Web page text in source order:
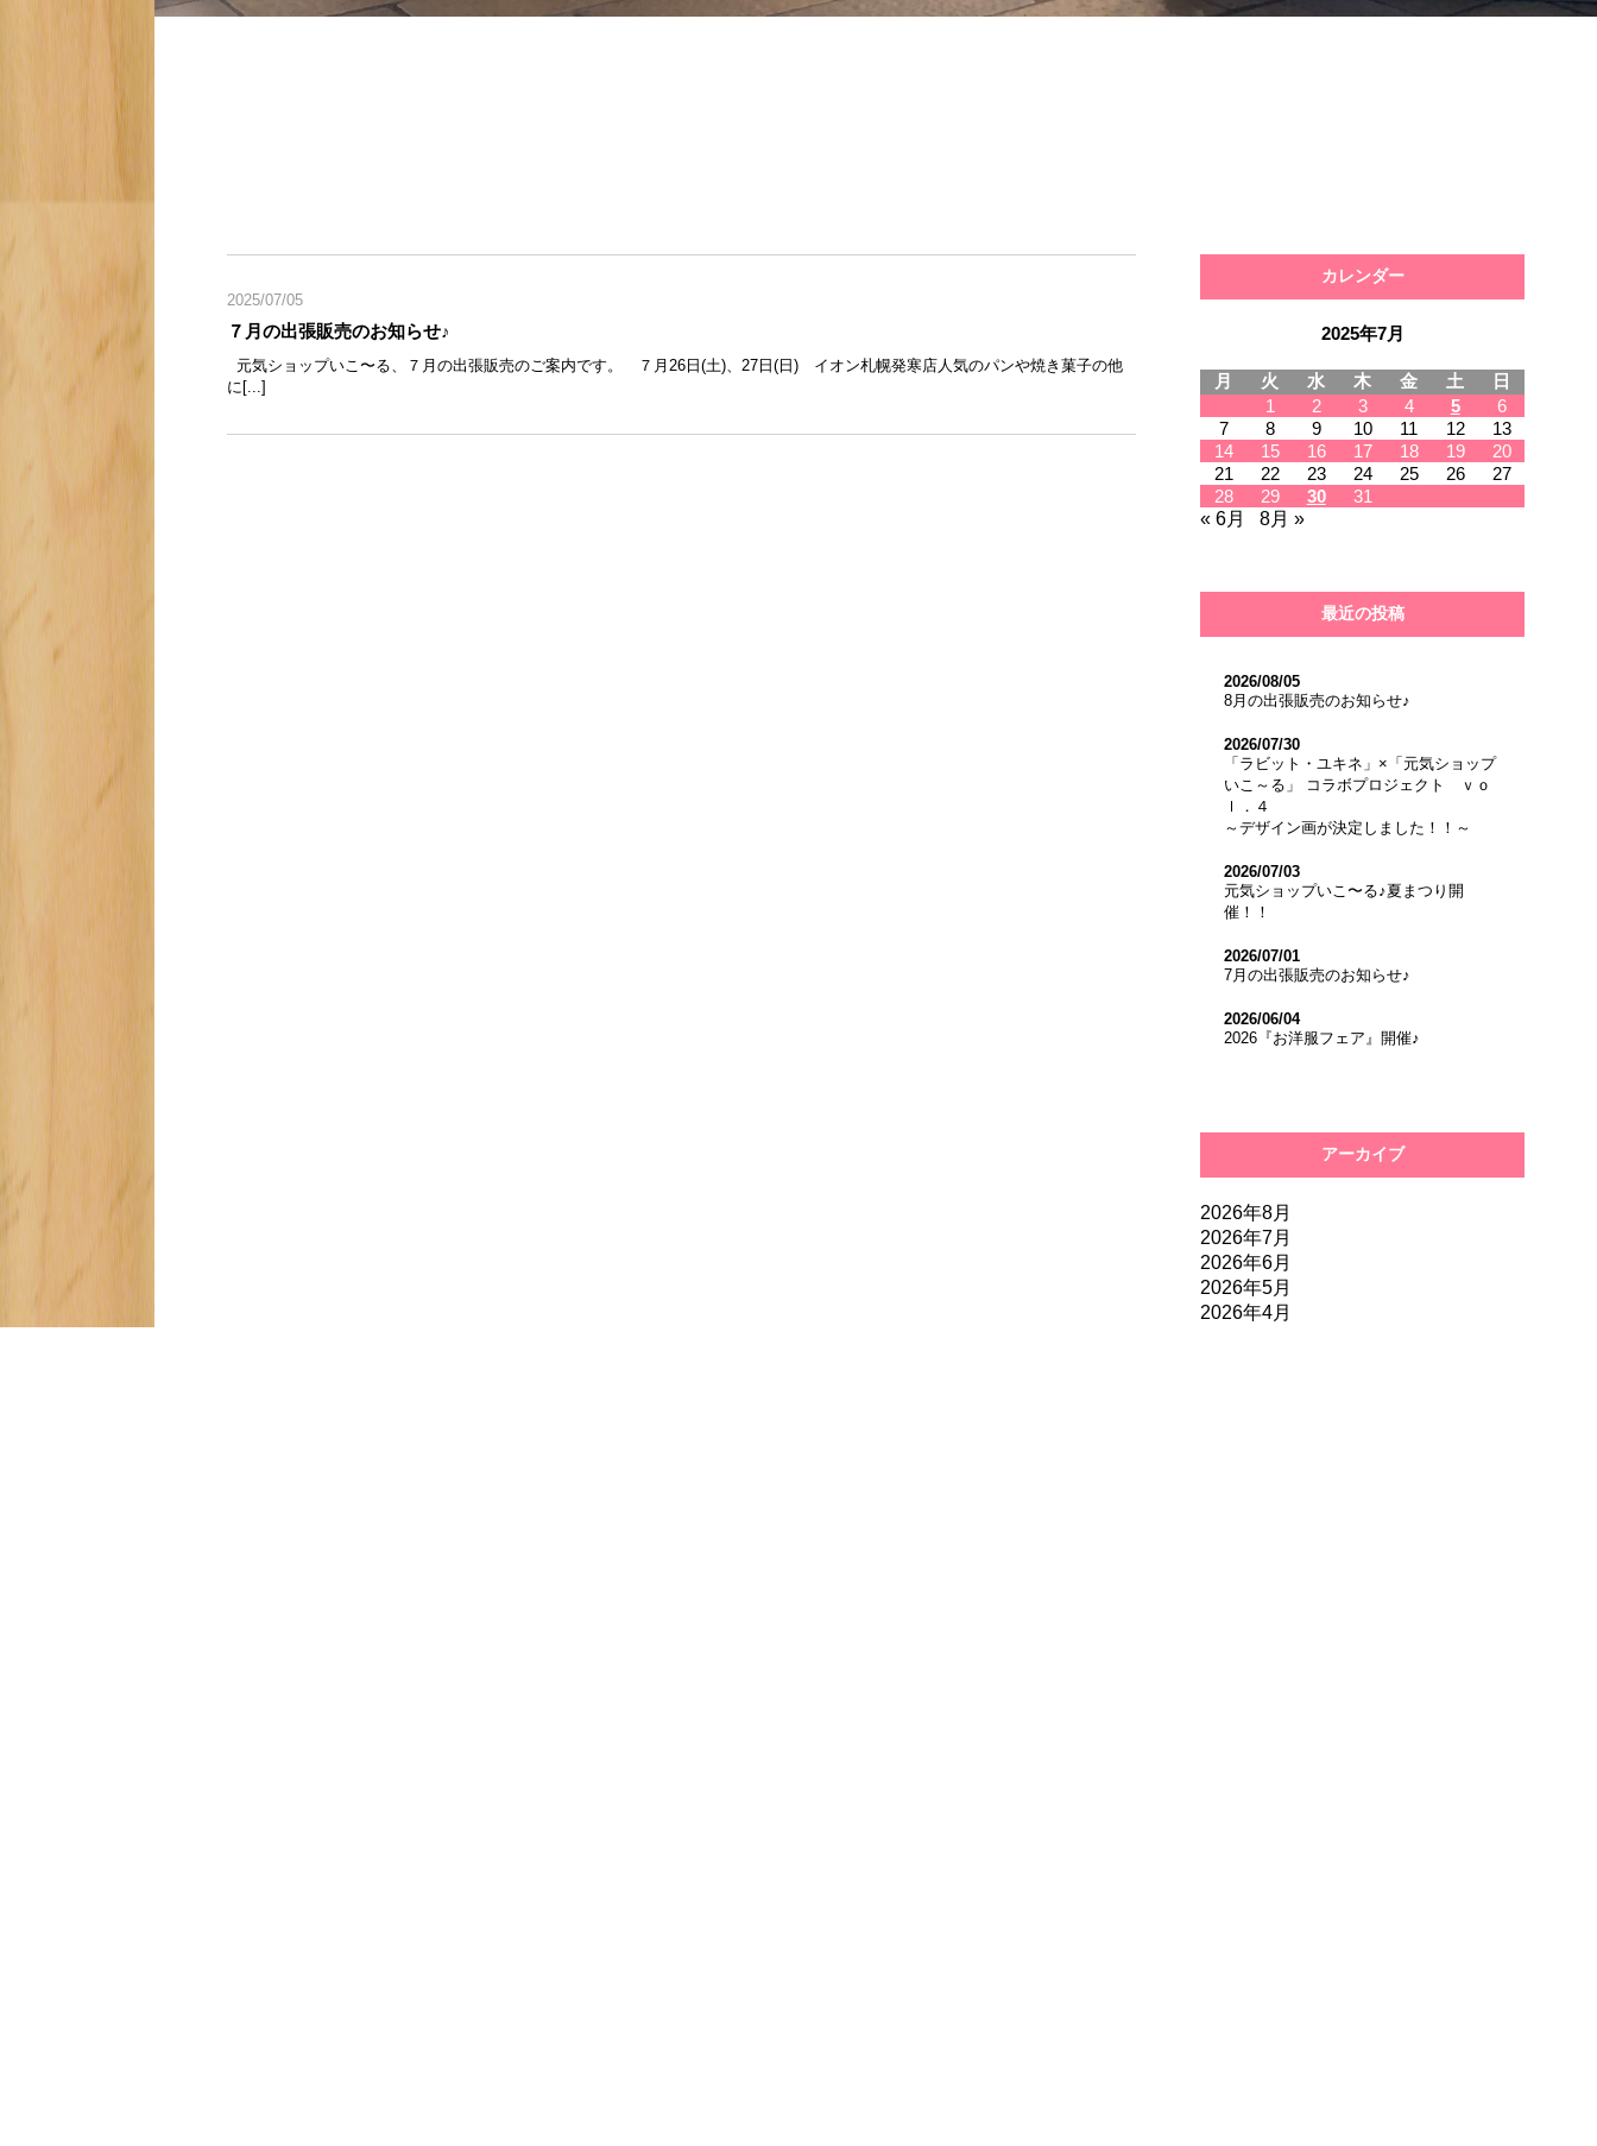
2025/07/05
７月の出張販売のお知らせ♪
元気ショップいこ〜る、７月の出張販売のご案内です。 ７月26日(土)、27日(日) イオン札幌発寒店人気のパンや焼き菓子の他
に[...]
カレンダー
2025年7月
月 火 水 木 金 土
日
1
2 3 4 5
6
7
8 9 10 11 12
13
14
15 16 17 18 19
20
21
22 23 24 25 26
27
28
29 30
31
« 6月
8月 »
最近の投稿
2026/08/05
8月の出張販売のお知らせ♪
2026/07/30
「ラビット・ユキネ」×「元気ショップ
いこ～る」 コラボプロジェクト ｖｏ
ｌ．４
～デザイン画が決定しました！！～
2026/07/03
元気ショップいこ〜る♪夏まつり開
催！！
2026/07/01
7月の出張販売のお知らせ♪
2026/06/04
2026『お洋服フェア』開催♪
アーカイブ
2026年8月
2026年7月
2026年6月
2026年5月
2026年4月